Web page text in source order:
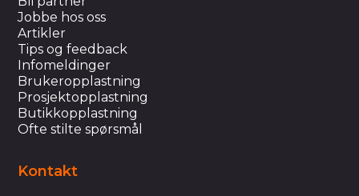
Jobbe hos oss
Artikler
Tips og feedback
Infomeldinger
Brukeropplastning
Prosjektopplastning
Butikkopplastning
Ofte stilte spørsmål
Kontakt